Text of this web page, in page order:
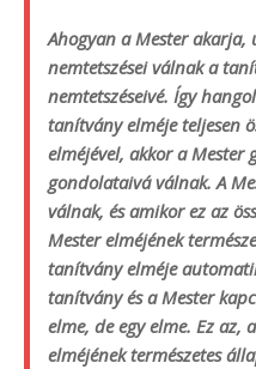
Ahogyan a Mester akarja,
nemtetszései válnak a
nemtetszéseivé. Így
tanítvány elméje teljesen
elméjével, akkor a
gondolataivá válnak. A
válnak, és amikor ez az
Mester elméjének
tanítvány elméje
tanítvány és a Mester
elme, de egy elme. Ez az,
elméjének természetes